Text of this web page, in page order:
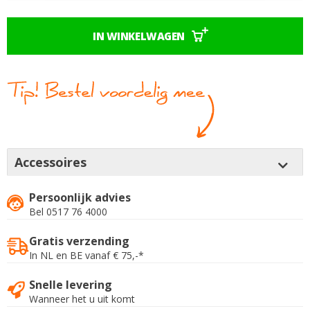
Accessoires
IN WINKELWAGEN
Persoonlijk advies
Bel 0517 76 4000
Gratis verzending
In NL en BE vanaf € 75,-*
Snelle levering
Wanneer het u uit komt